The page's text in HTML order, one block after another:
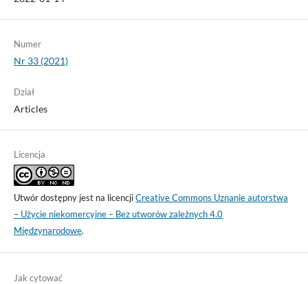
Numer
Nr 33 (2021)
Dział
Articles
Licencja
Utwór dostępny jest na licencjiCreative Commons Uznanie autorstwa
– Użycie niekomercyjne – Bez utworów zależnych 4.0
Międzynarodowe.
Jak cytować